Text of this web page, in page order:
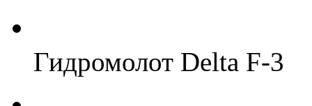
Гидромолот Delta F-3